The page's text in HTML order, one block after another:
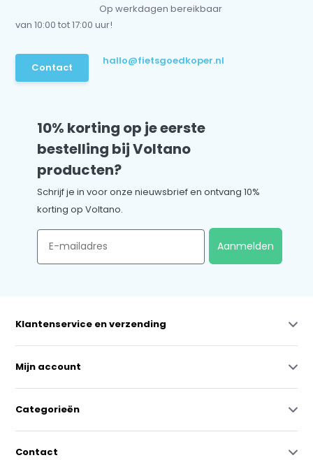
Op werkdagen bereikbaar
van 10:00 tot 17:00 uur!
Contact
hallo@fietsgoedkoper.nl
10% korting op je eerste
bestelling bij Voltano
producten?
Schrijf je in voor onze nieuwsbrief en ontvang 10%
korting op Voltano.
Email
Aanmelden
Klantenservice en verzending
Mijn account
Categorieën
Contact